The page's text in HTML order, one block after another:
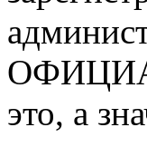
это, а